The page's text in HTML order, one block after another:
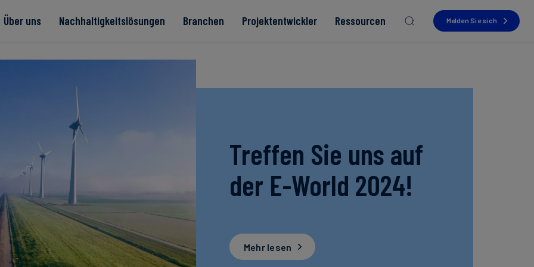
Über uns Nachhaltigkeitslösungen Branchen Projektentwickler Ressourcen Melden Sie sich
Read more
Read more
Read more
Read moreTreffen Sie uns auf
der E-World 2024!
Mehr lesen